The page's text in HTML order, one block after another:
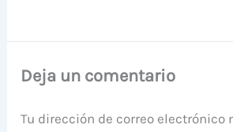
Deja un comentario
Tu dirección de correo electrónico